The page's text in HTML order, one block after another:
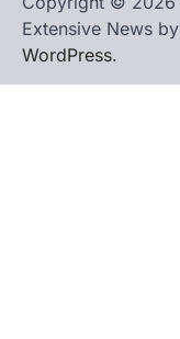
Extensive News by
WordPress.